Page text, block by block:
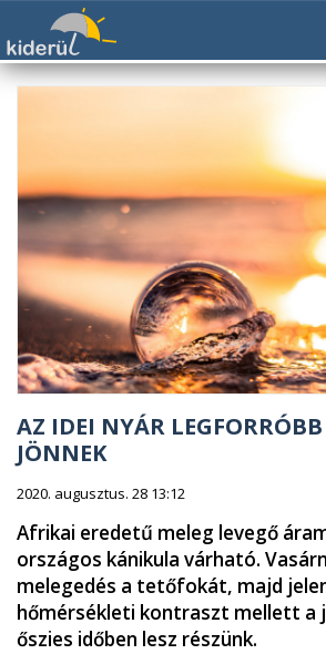
AZ IDEI NYÁR
JÖNNEK
2020. augusztus. 28 13:12
Afrikai eredetű meleg levegő
országos kánikula várható.
melegedés a tetőfokát, majd
hőmérsékleti kontraszt mellett a
őszies időben lesz részünk.